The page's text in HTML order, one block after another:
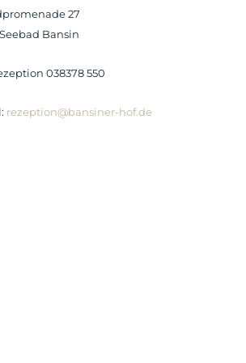
27
Bansin
038378 550
rezeption@bansiner-hof.de